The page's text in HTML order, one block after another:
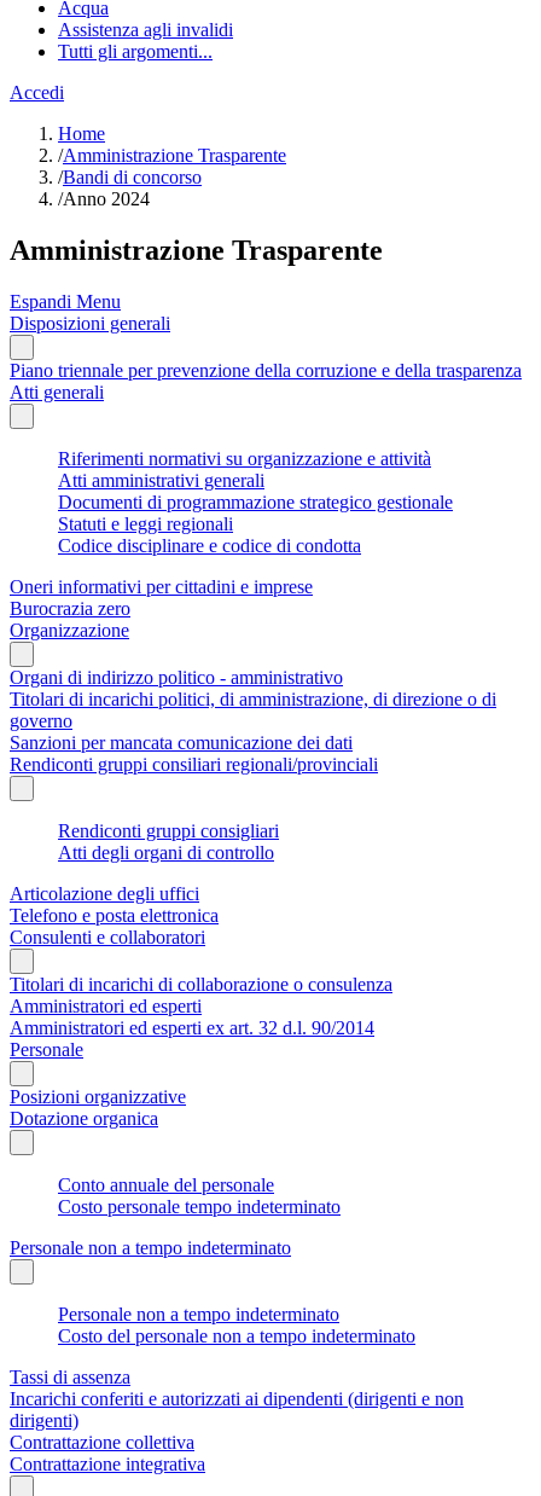
Acqua
Assistenza agli invalidi
Tutti gli argomenti...
Accedi
Home
/Amministrazione Trasparente
/Bandi di concorso
/Anno 2024
Amministrazione Trasparente
Espandi Menu
Disposizioni generali
Piano triennale per prevenzione della corruzione e della trasparenza
Atti generali
Riferimenti normativi su organizzazione e attività
Atti amministrativi generali
Documenti di programmazione strategico gestionale
Statuti e leggi regionali
Codice disciplinare e codice di condotta
Oneri informativi per cittadini e imprese
Burocrazia zero
Organizzazione
Organi di indirizzo politico - amministrativo
Titolari di incarichi politici, di amministrazione, di direzione o di
governo
Sanzioni per mancata comunicazione dei dati
Rendiconti gruppi consiliari regionali/provinciali
Rendiconti gruppi consigliari
Atti degli organi di controllo
Articolazione degli uffici
Telefono e posta elettronica
Consulenti e collaboratori
Titolari di incarichi di collaborazione o consulenza
Amministratori ed esperti
Amministratori ed esperti ex art. 32 d.l. 90/2014
Personale
Posizioni organizzative
Dotazione organica
Conto annuale del personale
Costo personale tempo indeterminato
Personale non a tempo indeterminato
Personale non a tempo indeterminato
Costo del personale non a tempo indeterminato
Tassi di assenza
Incarichi conferiti e autorizzati ai dipendenti (dirigenti e non
dirigenti)
Contrattazione collettiva
Contrattazione integrativa